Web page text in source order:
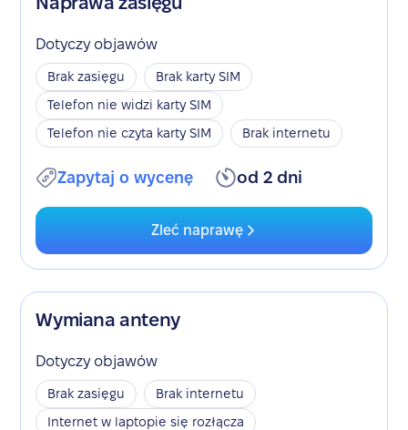
Dotyczy objawów
Brak zasięgu
Brak karty SIM
Telefon nie widzi karty SIM
Telefon nie czyta karty SIM
Brak internetu
Zapytaj o wycenę od 2 dni
Zleć naprawę
Wymiana anteny
Dotyczy objawów
Brak zasięgu
Brak internetu
Internet w laptopie się rozłącza